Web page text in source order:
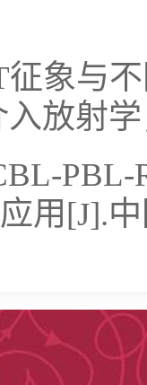
征象与
放射
用[J].